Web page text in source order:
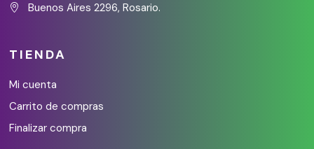
 Buenos Aires 2296, Rosario.
TIENDA
Mi cuenta
Carrito de compras
Finalizar compra